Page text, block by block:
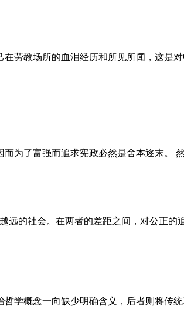
劳教场所的血泪经历和所见所闻，这是
为了富强而追求宪政必然是舍本逐末。
的社会。在两者的差距之间，对公正的
学概念一向缺少明确含义，后者则将传